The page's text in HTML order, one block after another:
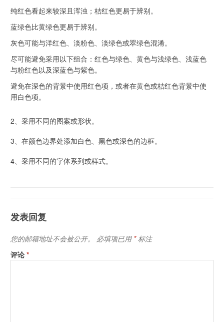
纯红色看起来较深且浑浊；桔红色更易于辨别。
蓝绿色比黄绿色更易于辨别。
灰色可能与洋红色、淡粉色、淡绿色或翠绿色混淆。
尽可能避免采用以下组合：红色与绿色、黄色与浅绿色、浅蓝色
与粉红色以及深蓝色与紫色。
避免在深色的背景中使用红色项，或者在黄色或桔红色背景中使
用白色项。
2、采用不同的图案或形状。
3、在颜色边界处添加白色、黑色或深色的边框。
4、采用不同的字体系列或样式。
发表回复
您的邮箱地址不会被公开。 必填项已用 *标注
评论*